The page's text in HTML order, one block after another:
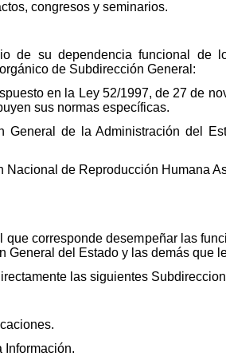
congresos y seminarios.
de su dependencia funcional de
de Subdirección General:
en la Ley 52/1997, de 27 de
sus normas específicas.
General de la Administración del
de Reproducción Humana
corresponde desempeñar las
del Estado y las demás que
las siguientes
Información.